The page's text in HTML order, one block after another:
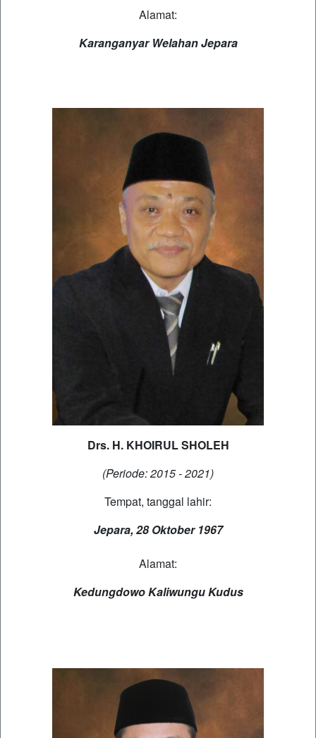
Alamat:
Karanganyar Welahan Jepara
Drs. H. KHOIRUL SHOLEH
(Periode: 2015 - 2021)
Tempat, tanggal lahir:
Jepara, 28 Oktober 1967
Alamat:
Kedungdowo Kaliwungu Kudus